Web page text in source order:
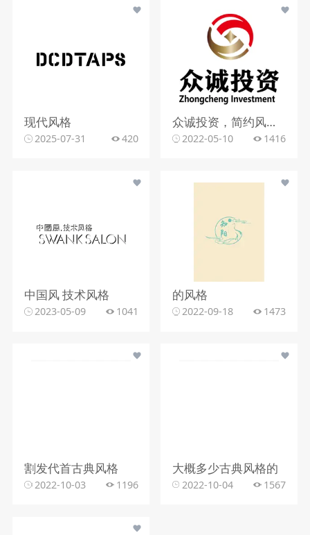
现代风格
2025-07-31 420
众诚投资，简约风格，字母元素
2022-05-10 1416
中国风 技术风格
2023-05-09 1041
的风格
2022-09-18 1473
割发代首古典风格
2022-10-03 1196
大概多少古典风格的
2022-10-04 1567